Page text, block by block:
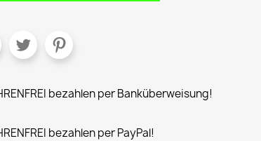
bezahlen per Banküberweisung!
bezahlen per PayPal!